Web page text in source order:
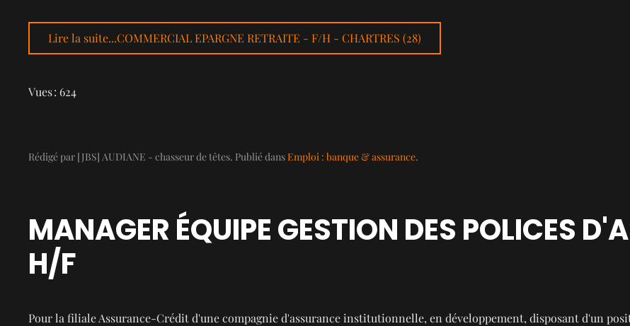
Lire la suite...COMMERCIAL EPARGNE RETRAITE - F/H - CHARTRES (28)
Vues : 624
Rédigé par [JBS] AUDIANE - chasseur de têtes. Publié dansEmploi : banque & assurance.
MANAGER ÉQUIPE GESTION DES POLICES
H/F
Pour la filiale Assurance-Crédit d'une compagnie d'assurance institutionnelle, en développement, disposant d'un